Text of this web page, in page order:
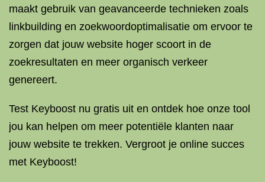
maakt gebruik van geavanceerde technieken zoals
linkbuilding en zoekwoordoptimalisatie om ervoor te
zorgen dat jouw website hoger scoort in de
zoekresultaten en meer organisch verkeer
genereert.
Test Keyboost nu gratis uit en ontdek hoe onze tool
jou kan helpen om meer potentiële klanten naar
jouw website te trekken. Vergroot je online succes
met Keyboost!